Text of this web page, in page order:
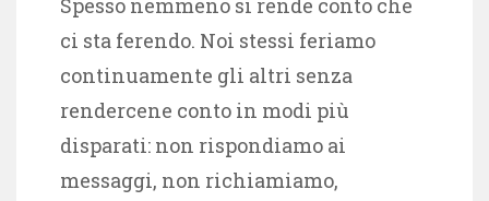
Spesso nemmeno si rende conto che
ci sta ferendo. Noi stessi feriamo
continuamente gli altri senza
rendercene conto in modi più
disparati: non rispondiamo ai
messaggi, non richiamiamo,